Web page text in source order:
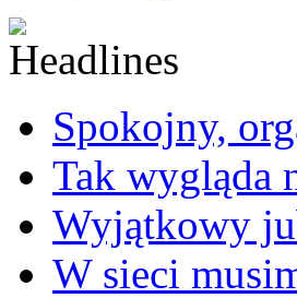
Spokojny,
Tak wygląda
Wyjątkowy
W sieci